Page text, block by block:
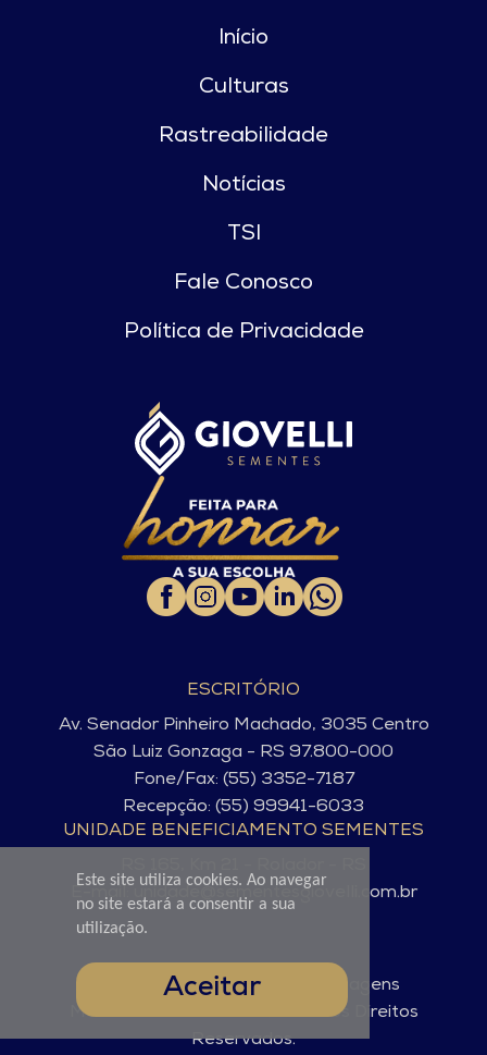
Este site utiliza cookies. Ao navegar
no site estará a consentir a sua
utilização.
Aceitar
Início
Culturas
Rastreabilidade
Notícias
TSI
Fale Conosco
Política de Privacidade
ESCRITÓRIO
Av. Senador Pinheiro Machado, 3035 Centro
São Luiz Gonzaga - RS 97.800-000
Fone/Fax: (55) 3352-7187
Recepção: (55) 99941-6033
UNIDADE BENEFICIAMENTO SEMENTES
E-mail: unidade@sementesgiovelli.com.br
© Sementes Giovelli. 2025 - Imagens
Meramente Ilustrativas. Todos os Direitos
Reservados.